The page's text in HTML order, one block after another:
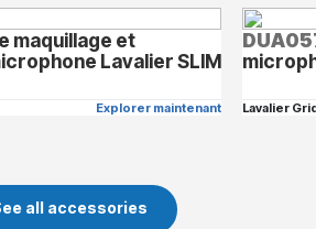
maquillage et
Lavalier SLIM
Explorer maintenant Lavalier
all accessories